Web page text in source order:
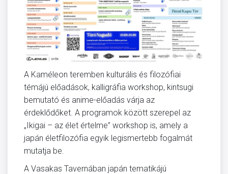
A Kaméleon teremben kulturális és filozófiai
témájú előadások, kalligráfia workshop, kintsugi
bemutató és anime-előadás várja az
érdeklődőket. A programok között szerepel az
„Ikigai – az élet értelme” workshop is, amely a
japán életfilozófia egyik legismertebb fogalmát
mutatja be.
A Vasakas Tavernában japán tematikájú